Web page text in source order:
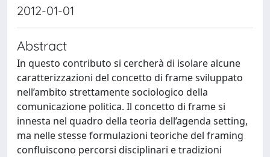
2012-01-01
Abstract
In questo contributo si cercherà di isolare alcune
caratterizzazioni del concetto di frame sviluppato
nell’ambito strettamente sociologico della
comunicazione politica. Il concetto di frame si
innesta nel quadro della teoria dell’agenda setting,
ma nelle stesse formulazioni teoriche del framing
confluiscono percorsi disciplinari e tradizioni